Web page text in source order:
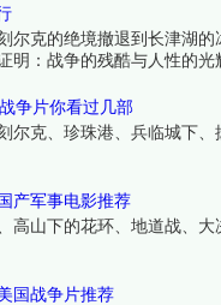
尔克的绝境撤退到长津湖
明：战争的残酷与人性的
争片你看过几部
克、珍珠港、兵临城下
产军事电影推荐
高山下的花环、地道战、
国战争片推荐